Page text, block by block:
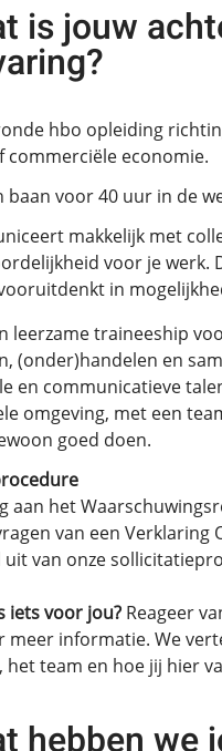
is jouw
hbo opleiding
commerciële economie.
baan voor 40 uur in de
makkelijk met
voor je werk.
in
leerzame traineeship
(onder)handelen en
en communicatieve
omgeving, met een
goed doen.
aan het
van een Verklaring
uit van onze
iets voor jou? Reageer
meer informatie. We
het team en hoe jij hier
hebben we